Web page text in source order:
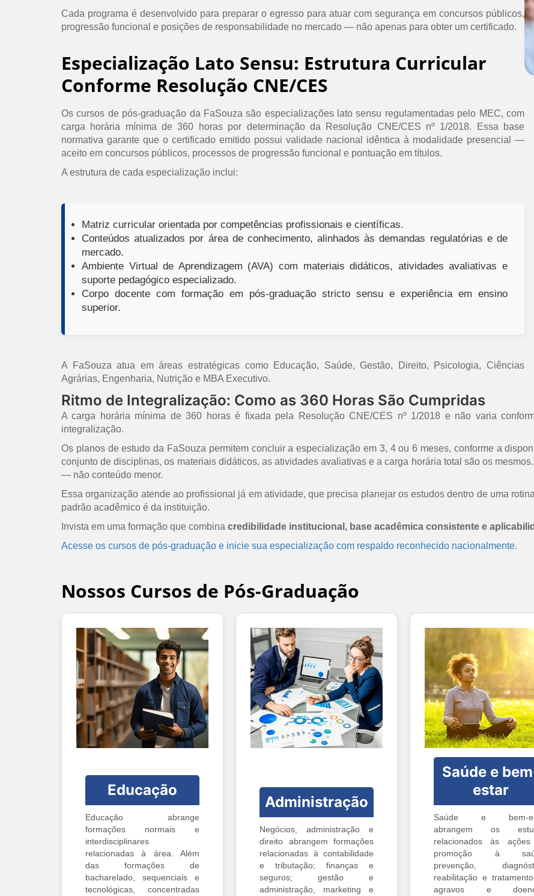
Cada programa é desenvolvido para preparar o egresso para atuar com segurança em concursos públicos,
progressão funcional e posições de responsabilidade no mercado — não apenas para obter um certificado.
Especialização Lato Sensu: Estrutura Curricular
Conforme Resolução CNE/CES
Os cursos de pós-graduação da FaSouza são especializações lato sensu regulamentadas pelo MEC, com
carga horária mínima de 360 horas por determinação da Resolução CNE/CES nº 1/2018. Essa base
normativa garante que o certificado emitido possui validade nacional idêntica à modalidade presencial —
aceito em concursos públicos, processos de progressão funcional e pontuação em títulos.
A estrutura de cada especialização inclui:
Matriz curricular orientada por competências profissionais e científicas.
Conteúdos atualizados por área de conhecimento, alinhados às demandas regulatórias e de
mercado.
Ambiente Virtual de Aprendizagem (AVA) com materiais didáticos, atividades avaliativas e
suporte pedagógico especializado.
Corpo docente com formação em pós-graduação stricto sensu e experiência em ensino
superior.
A FaSouza atua em áreas estratégicas como Educação, Saúde, Gestão, Direito, Psicologia, Ciências
Agrárias, Engenharia, Nutrição e MBA Executivo.
Ritmo de Integralização: Como as 360 Horas São Cumpridas
A carga horária mínima de 360 horas é fixada pela Resolução CNE/CES nº 1/2018 e não varia
integralização.
Os planos de estudo da FaSouza permitem concluir a especialização em 3, 4 ou 6 meses, conforme a
conjunto de disciplinas, os materiais didáticos, as atividades avaliativas e a carga horária total são os
— não conteúdo menor.
Essa organização atende ao profissional já em atividade, que precisa planejar os estudos dentro de uma
padrão acadêmico é da instituição.
Invista em uma formação que combina credibilidade institucional, base acadêmica consistente e
Acesse os cursos de pós-graduação e inicie sua especialização com respaldo reconhecido nacionalmente.
Nossos Cursos de Pós-Graduação
Educação
Educação abrange
formações normais e
interdisciplinares
relacionadas à área. Além
das formações de
bacharelado, sequenciais e
tecnológicas, concentradas
Administração
Negócios, administração e
direito abrangem formações
relacionadas à contabilidade
e tributação; finanças e
seguros; gestão e
administração, marketing e
Saúde e
estar
Saúde e bem-
abrangem os
relacionados às
promoção à
prevenção,
reabilitação e
agravos e